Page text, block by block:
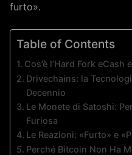
furto».
Table of Contents
Cos’è l’Hard Fork eCash
Drivechains: la
Decennio
Le Monete di Satoshi:
Furiosa
Le Reazioni: «Furto» e
Perché Bitcoin Non Ha